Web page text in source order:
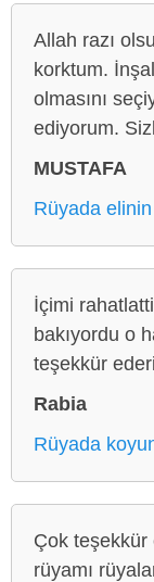
Allah razı
korktum.
olmasını
ediyorum.
MUSTAFA
Rüyada
İçimi
bakıyordu o
teşekkür
Rabia
Rüyada
Çok teşekkür
rüyamı